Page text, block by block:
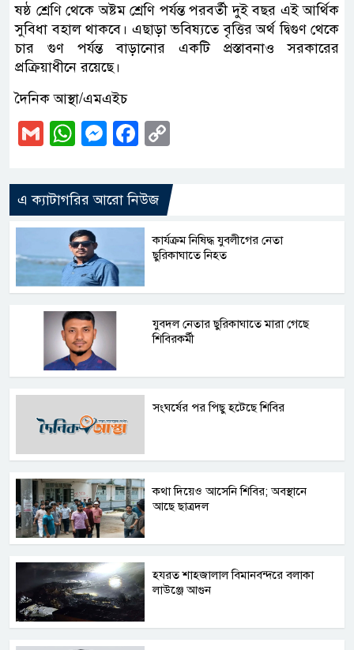
ষষ্ঠ শ্রেণি থেকে অষ্টম শ্রেণি পর্যন্ত পরবর্তী দুই বছর এই আর্থিক
সুবিধা বহাল থাকবে। এছাড়া ভবিষ্যতে বৃত্তির অর্থ দ্বিগুণ থেকে
চার গুণ পর্যন্ত বাড়ানোর একটি প্রস্তাবনাও সরকারের
প্রক্রিয়াধীনে রয়েছে।
দৈনিক আস্থা/এমএইচ
GmailWhatsApp
Messenger
Facebook
এ ক্যাটাগরির আরো নিউজ
কার্যক্রম নিষিদ্ধ যুবলীগের নেতা
ছুরিকাঘাতে নিহত
যুবদল নেতার ছুরিকাঘাতে মারা গেছে
শিবিরকর্মী
সংঘর্ষের পর পিছু হটেছে শিবির
কথা দিয়েও আসেনি শিবির; অবস্থানে
আছে ছাত্রদল
হযরত শাহজালাল বিমানবন্দরে বলাকা
লাউঞ্জে আগুন